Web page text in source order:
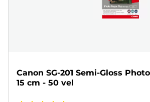
Canon SG-201 Semi-Gloss
15 cm - 50 vel